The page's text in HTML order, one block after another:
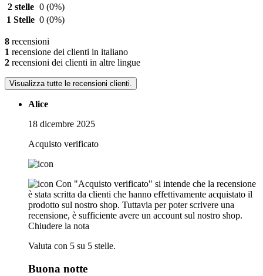
2 stelle 0 (0%)
1 Stelle 0 (0%)
8 recensioni
1 recensione dei clienti in italiano
2 recensioni dei clienti in altre lingue
Visualizza tutte le recensioni clienti.
Alice
18 dicembre 2025
Acquisto verificato
Con "Acquisto verificato" si intende che la recensione
è stata scritta da clienti che hanno effettivamente acquistato il
prodotto sul nostro shop. Tuttavia per poter scrivere una
recensione, è sufficiente avere un account sul nostro shop.
Chiudere la nota
Valuta con 5 su 5 stelle.
Buona notte